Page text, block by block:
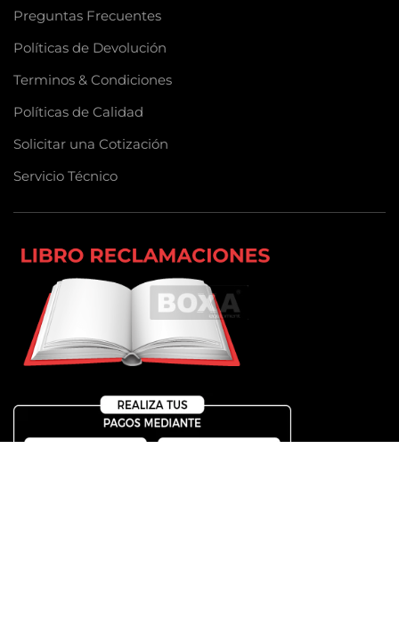
Preguntas Frecuentes
Políticas de Devolución
Terminos & Condiciones
Políticas de Calidad
Solicitar una Cotización
Servicio Técnico